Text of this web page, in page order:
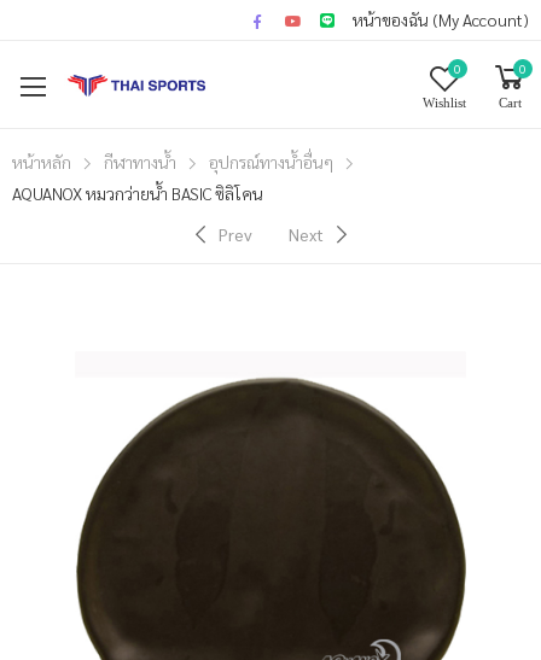
หน้าของฉัน (My Account)
0
Wishlist
0
Cart
หน้าหลัก กีฬาทางน้ำ
อุปกรณ์ทางน้ำอื่นๆ
AQUANOX หมวกว่ายน้ำ BASIC ซิลิโคน
Prev
Next